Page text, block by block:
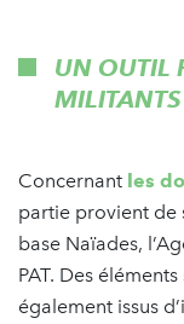
UN OUTIL
MILITANTS
Concernant les
partie provient de
base Naïades,
PAT. Des
également issus